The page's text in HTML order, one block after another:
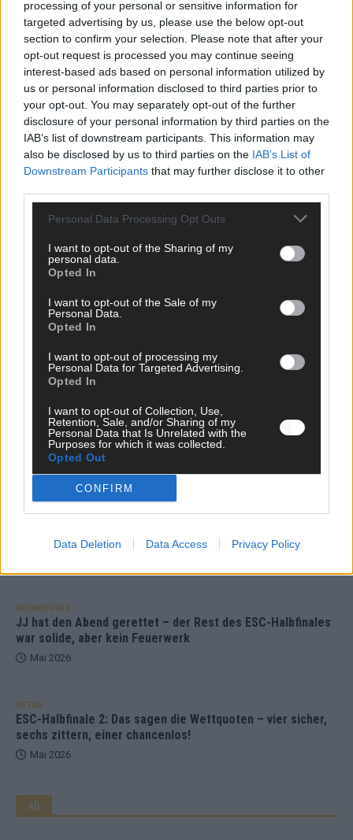
processing of your personal or sensitive information for
targeted advertising by us, please use the below opt-out
section to confirm your selection. Please note that after your
opt-out request is processed you may continue seeing
interest-based ads based on personal information utilized by
us or personal information disclosed to third parties prior to
your opt-out. You may separately opt-out of the further
disclosure of your personal information by third parties on the
IAB’s list of downstream participants. This information may
also be disclosed by us to third parties on the IAB’s List of
Downstream Participants that may further disclose it to other
Personal Data Processing Opt Outs
I want to opt-out of the Sharing of my
personal data.
Opted In
I want to opt-out of the Sale of my
Personal Data.
Opted In
I want to opt-out of processing my
Personal Data for Targeted Advertising.
Opted In
I want to opt-out of Collection, Use,
Retention, Sale, and/or Sharing of my
Personal Data that Is Unrelated with the
Purposes for which it was collected.
Opted Out
CONFIRM
Data Deletion Data Access Privacy Policy
ESC 2027 in Bulgarien – und Deutschland sucht
schon seinen Act
EXTRA
August 2026
Monaco, Sallys Café, Westernbrauerei – der Europa-Park
Juni 2026
KOMMENTAR
DARA gewinnt verdient, Israel beunruhigend – unser
Kommentar zum ESC 2026
Mai 2026
KOMMENTAR
aufgestiegen – alle 25 Acts im Kurzcheck
KOMMENTAR
JJ hat den Abend gerettet – der Rest des ESC-Halbfinales
war solide, aber kein Feuerwerk
Mai 2026
EXTRA
ESC-Halbfinale 2: Das sagen die Wettquoten – vier sicher,
sechs zittern, einer chancenlos!
Mai 2026
AD